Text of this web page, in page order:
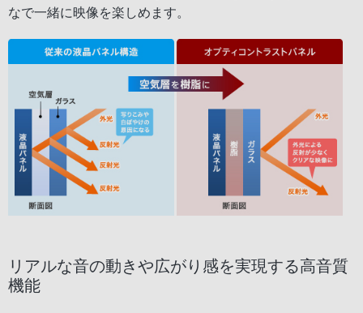
なで一緒に映像を楽しめます。
リアルな音の動きや広がり感を実現する高音質
機能